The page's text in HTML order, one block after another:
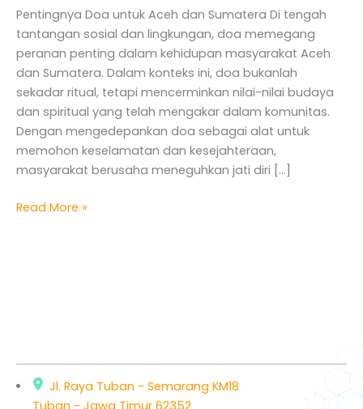
Pentingnya Doa untuk Aceh dan Sumatera Di tengah
tantangan sosial dan lingkungan, doa memegang
peranan penting dalam kehidupan masyarakat Aceh
dan Sumatera. Dalam konteks ini, doa bukanlah
sekadar ritual, tetapi mencerminkan nilai-nilai budaya
dan spiritual yang telah mengakar dalam komunitas.
Dengan mengedepankan doa sebagai alat untuk
memohon keselamatan dan kesejahteraan,
masyarakat berusaha meneguhkan jati diri […]
Masa
Depan
Read More »
Jl. Raya Tuban - Semarang KM18
Tuban - Jawa Timur 62352